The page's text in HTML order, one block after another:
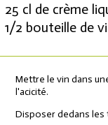
25 cl de crème
1/2 bouteille de
Mettre le vin dans
l'acicité.
Disposer dedans les
Coupons de réduction